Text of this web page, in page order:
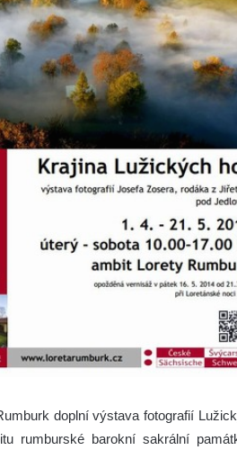
doplní výstava fotografií
rumburské barokní sakrální